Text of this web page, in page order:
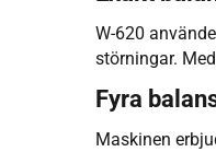
W-620
störningar.
Fyra
Maskinen